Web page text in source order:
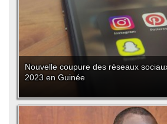
Nouvelle coupure des réseaux
2023 en Guinée